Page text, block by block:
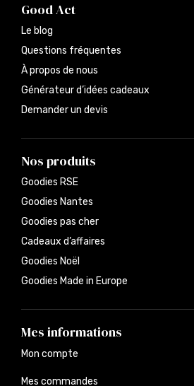
Good Act
Le blog
Questions fréquentes
À propos de nous
Générateur d’idées cadeaux
Demander un devis
Nos produits
Goodies RSE
Goodies Nantes
Goodies pas cher
Cadeaux d’affaires
Goodies Noël
Goodies Made in Europe
Mes informations
Mon compte
Mes commandes